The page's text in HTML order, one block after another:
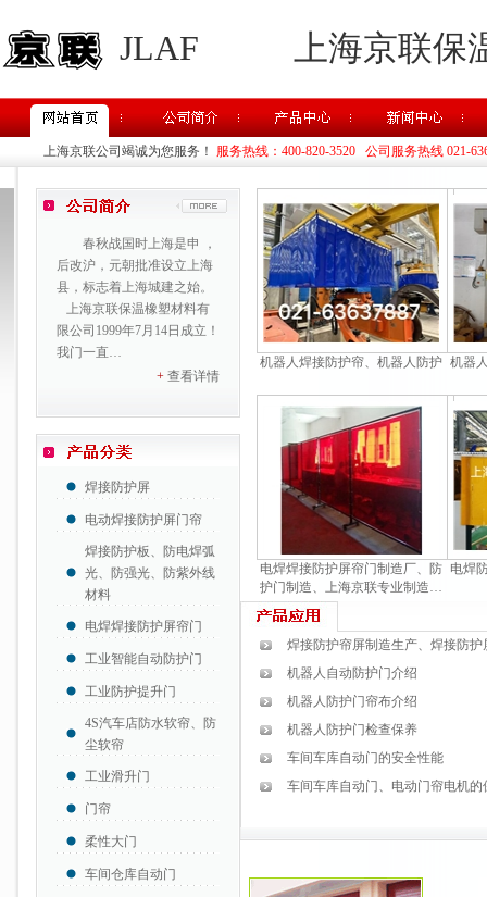
JLAF 上海京联
上海京联公司竭诚为您服务！ 服务热线：400-820-3520 公司服务热线 021-
春秋战国时上海是申 ，
后改沪，元朝批准设立上海
县，标志着上海城建之始。
上海京联保温橡塑材料有
限公司1999年7月14日成立！
我门一直…
+ 查看详情
焊接防护屏
电动焊接防护屏门帘
焊接防护板、防电焊弧
光、防强光、防紫外线
材料
电焊焊接防护屏帘门
工业智能自动防护门
工业防护提升门
4S汽车店防水软帘、防
尘软帘
工业滑升门
门帘
柔性大门
车间仓库自动门
机器人焊接防护帘、机器人防护 机器
电焊焊接防护屏帘门制造厂、防
护门制造、上海京联专业制造…
电焊
焊接防护帘屏制造生产、焊接防
机器人自动防护门介绍
机器人防护门帘布介绍
机器人防护门检查保养
车间车库自动门的安全性能
车间车库自动门、电动门帘电机